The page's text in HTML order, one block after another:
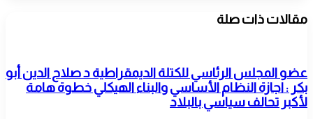
مقالات ذات صلة
عضو المجلس الرئاسي للكتلة الديمقراطية د صلاح الدين أبو
بكر : اجازة النظام الأساسي والبناء الهيكلي خطوة هامة
لأكبر تحالف سياسي بالبلاد